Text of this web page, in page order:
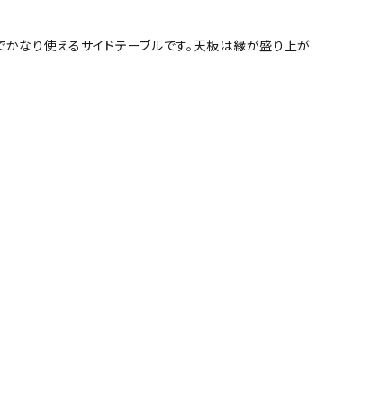
なり使えるサイドテーブルです。天板は縁が盛り上が